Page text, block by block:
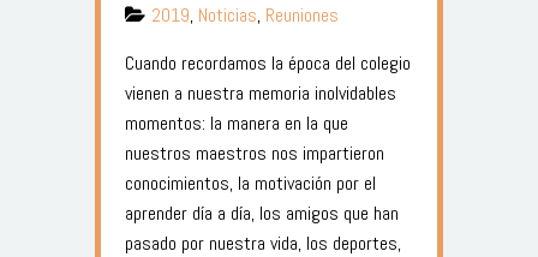
2019, Noticias, Reuniones
Cuando recordamos la época del colegio
vienen a nuestra memoria inolvidables
momentos: la manera en la que
nuestros maestros nos impartieron
conocimientos, la motivación por el
aprender día a día, los amigos que han
pasado por nuestra vida, los deportes,